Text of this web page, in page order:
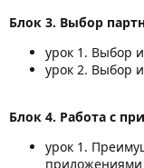
Блок 3. Выбор
урок 1. Выбор
урок 2. Выбор
Блок 4. Работа с
урок 1.
приложениями